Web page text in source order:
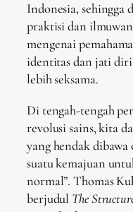
Indonesia, sehingga
praktisi dan
mengenai
identitas dan jati diri
lebih seksama.
Di tengah-tengah
revolusi sains, kita
yang hendak
suatu kemajuan
normal”. Thomas
berjudul The